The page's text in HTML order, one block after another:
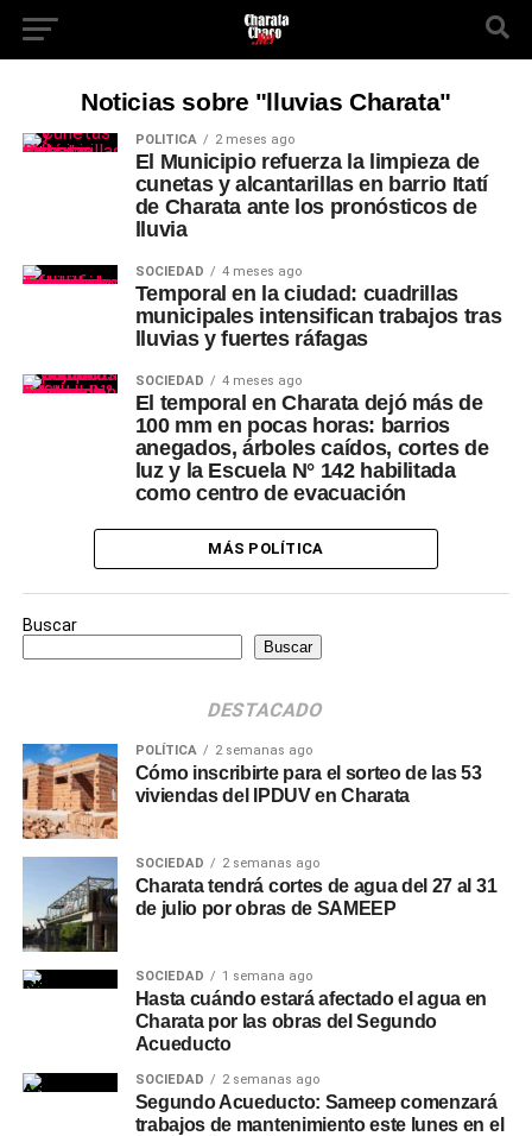
Noticias sobre "lluvias Charata"
POLÍTICA 2 meses ago
El Municipio refuerza la limpieza de
cunetas y alcantarillas en barrio Itatí
de Charata ante los pronósticos de
lluvia
SOCIEDAD 4 meses ago
Temporal en la ciudad: cuadrillas
municipales intensifican trabajos tras
lluvias y fuertes ráfagas
SOCIEDAD 4 meses ago
El temporal en Charata dejó más de
100 mm en pocas horas: barrios
anegados, árboles caídos, cortes de
luz y la Escuela N° 142 habilitada
como centro de evacuación
MÁS POLÍTICA
Buscar
Buscar
DESTACADO
POLÍTICA 2 semanas ago
Cómo inscribirte para el sorteo de las 53
viviendas del IPDUV en Charata
SOCIEDAD 2 semanas ago
Charata tendrá cortes de agua del 27 al 31
de julio por obras de SAMEEP
SOCIEDAD 1 semana ago
Hasta cuándo estará afectado el agua en
Charata por las obras del Segundo
Acueducto
SOCIEDAD 2 semanas ago
Segundo Acueducto: Sameep comenzará
trabajos de mantenimiento este lunes en el